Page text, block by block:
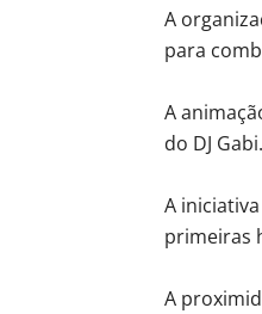
A
para
A
do DJ Gabi.
A
primeiras
A